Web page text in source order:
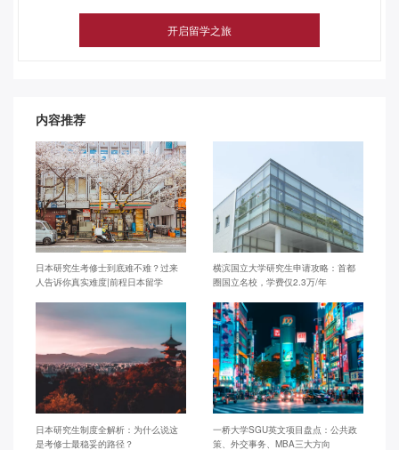
内容推荐
日本研究生考修士到底难不难？过来
人告诉你真实难度|前程日本留学
横滨国立大学研究生申请攻略：首都
圈国立名校，学费仅2.3万/年
日本研究生制度全解析：为什么说这
是考修士最稳妥的路径？
一桥大学SGU英文项目盘点：公共政
策、外交事务、MBA三大方向